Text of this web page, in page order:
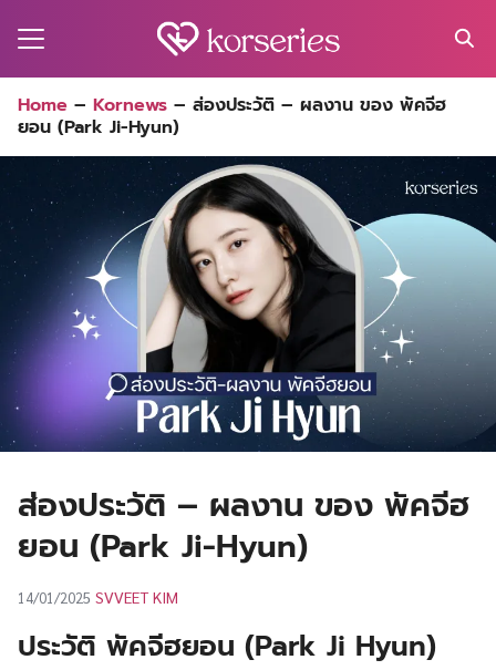
for:
Home – Kornews – ส่องประวัติ – ผลงาน ของ พัคจีฮ
ยอน (Park Ji-Hyun)
ส่องประวัติ – ผลงาน ของ พัคจีฮ
ยอน (Park Ji-Hyun)
14/01/2025 SVVEET KIM
ประวัติ พัคจีฮยอน (Park Ji Hyun)